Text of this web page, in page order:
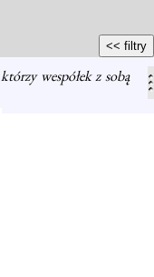
którzy wespółek z sobą